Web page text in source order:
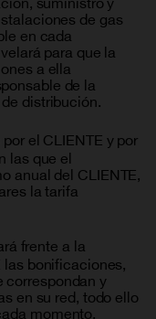
de gas
en cada
para que la
a ella
de la
distribución.
el CLIENTE y por
las que el
anual del CLIENTE,
la tarifa
frente a la
bonificaciones,
y
en su red, todo ello
momento.